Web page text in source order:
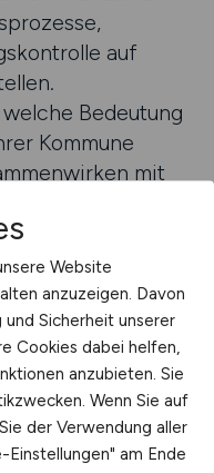
auf
Bedeutung
Kommune
mit
Sie – etwa
oder
Unsere Plattform
– und
die dafür
Website
anzuzeigen. Davon
Sicherheit unserer
Cookies dabei helfen,
anzubieten. Sie
Wenn Sie auf
der Verwendung aller
Einstellungen" am Ende